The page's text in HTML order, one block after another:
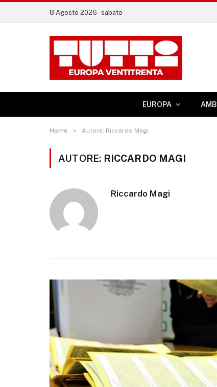
8 Agosto 2026 - sabato
EUROPA
Home » Autore: Riccardo Magi
AUTORE: RICCARDO MAGI
Riccardo Magi